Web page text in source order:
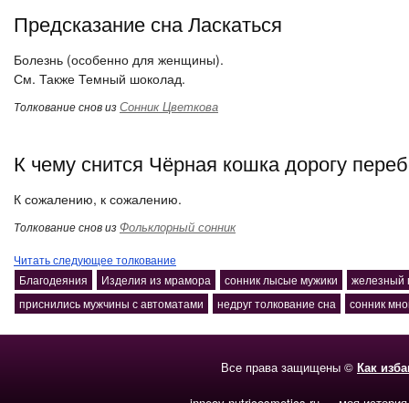
Предсказание сна Ласкаться
Болезнь (особенно для женщины).
См. Также Темный шоколад.
Толкование снов изСонник Цветкова
К чему снится Чёрная кошка дорогу
К сожалению, к сожалению.
Толкование снов изФольклорный сонник
Читать следующее толкование
Благодеяния
Изделия из мрамора сонник лысые мужики
железный
приснились мужчины с автоматами
недруг толкование сна сонник
Все права защищены © Как